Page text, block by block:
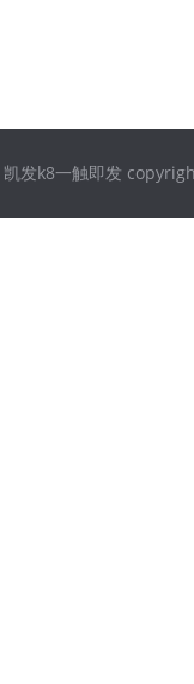
凯发k8一触即发